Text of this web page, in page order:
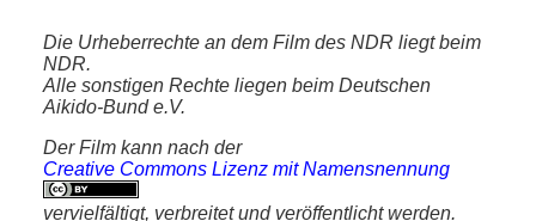
Die Urheberrechte an dem Film des NDR liegt beim
NDR.
Alle sonstigen Rechte liegen beim Deutschen
Aikido-Bund e.V.
Der Film kann nach der
Creative Commons Lizenz mit Namensnennung
vervielfältigt, verbreitet und veröffentlicht werden.